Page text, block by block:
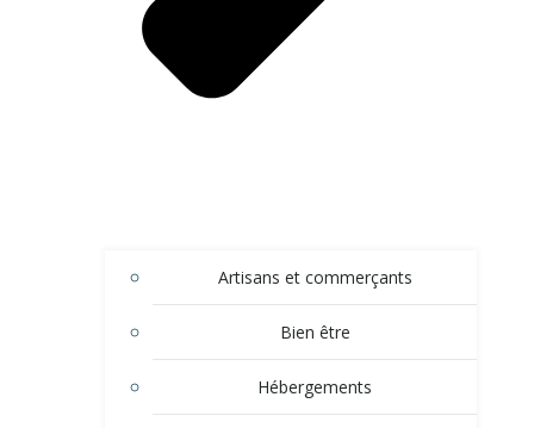
Artisans et commerçants
Bien être
Hébergements